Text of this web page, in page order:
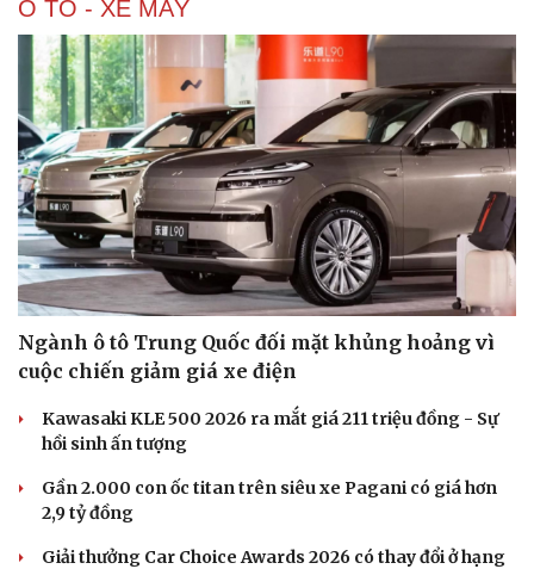
Doanh nghiệp
Thông tin doanh nghiệp
Doanh nghiệp 24h
Doanh nhân
Vì cộng đồng
Công nghệ
Sành điệu
Tin Công nghệ
Trải nghiệm
Chuyển đổi số
Ô TÔ - XE MÁY
Ngành ô tô Trung Quốc đối mặt khủng hoảng vì
cuộc chiến giảm giá xe điện
Kawasaki KLE 500 2026 ra mắt giá 211 triệu đồng - Sự
hồi sinh ấn tượng
Gần 2.000 con ốc titan trên siêu xe Pagani có giá hơn
2,9 tỷ đồng
Giải thưởng Car Choice Awards 2026 có thay đổi ở hạng